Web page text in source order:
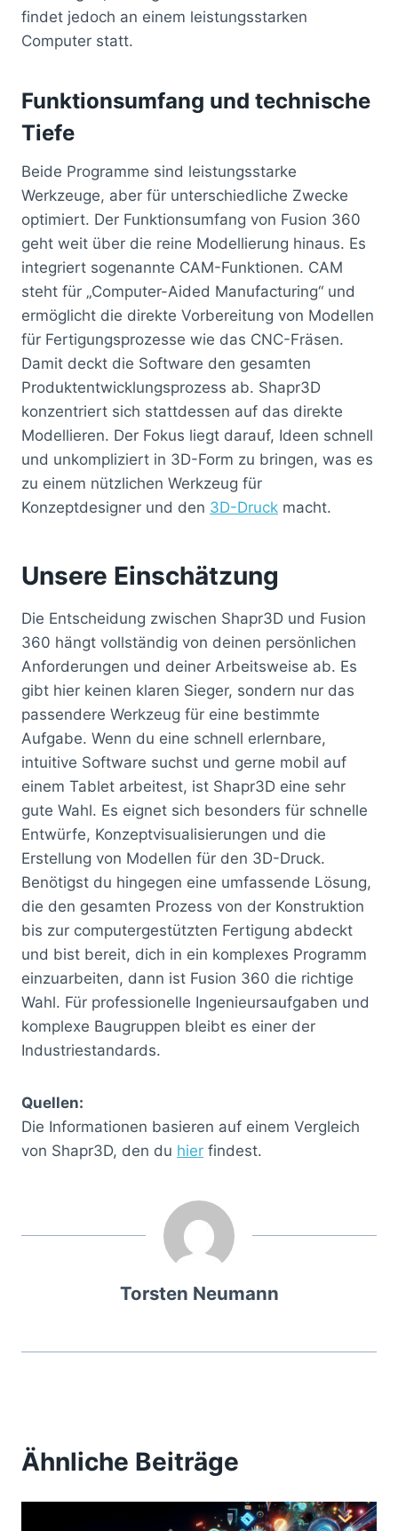
findet jedoch an einem leistungsstarken
Computer statt.
Funktionsumfang und technische
Tiefe
Beide Programme sind leistungsstarke
Werkzeuge, aber für unterschiedliche Zwecke
optimiert. Der Funktionsumfang von Fusion 360
geht weit über die reine Modellierung hinaus. Es
integriert sogenannte CAM-Funktionen. CAM
steht für „Computer-Aided Manufacturing“ und
ermöglicht die direkte Vorbereitung von Modellen
für Fertigungsprozesse wie das CNC-Fräsen.
Damit deckt die Software den gesamten
Produktentwicklungsprozess ab. Shapr3D
konzentriert sich stattdessen auf das direkte
Modellieren. Der Fokus liegt darauf, Ideen schnell
und unkompliziert in 3D-Form zu bringen, was es
zu einem nützlichen Werkzeug für
Konzeptdesigner und den 3D-Druck macht.
Unsere Einschätzung
Die Entscheidung zwischen Shapr3D und Fusion
360 hängt vollständig von deinen persönlichen
Anforderungen und deiner Arbeitsweise ab. Es
gibt hier keinen klaren Sieger, sondern nur das
passendere Werkzeug für eine bestimmte
Aufgabe. Wenn du eine schnell erlernbare,
intuitive Software suchst und gerne mobil auf
einem Tablet arbeitest, ist Shapr3D eine sehr
gute Wahl. Es eignet sich besonders für schnelle
Entwürfe, Konzeptvisualisierungen und die
Erstellung von Modellen für den 3D-Druck.
Benötigst du hingegen eine umfassende Lösung,
die den gesamten Prozess von der Konstruktion
bis zur computergestützten Fertigung abdeckt
und bist bereit, dich in ein komplexes Programm
einzuarbeiten, dann ist Fusion 360 die richtige
Wahl. Für professionelle Ingenieursaufgaben und
komplexe Baugruppen bleibt es einer der
Industriestandards.
Quellen:
Die Informationen basieren auf einem Vergleich
von Shapr3D, den du hier findest.
Torsten Neumann
Ähnliche Beiträge